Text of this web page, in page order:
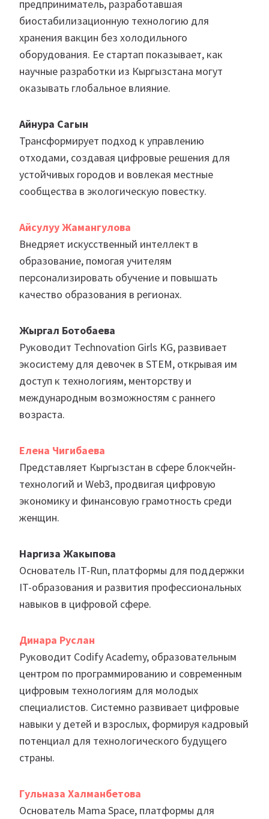
предприниматель, разработавшая
биостабилизационную технологию для
хранения вакцин без холодильного
оборудования. Ее стартап показывает, как
научные разработки из Кыргызстана могут
оказывать глобальное влияние.
Айнура Сагын
Трансформирует подход к управлению
отходами, создавая цифровые решения для
устойчивых городов и вовлекая местные
сообщества в экологическую повестку.
Айсулуу Жамангулова
Внедряет искусственный интеллект в
образование, помогая учителям
персонализировать обучение и повышать
качество образования в регионах.
Жыргал Ботобаева
Руководит Technovation Girls KG, развивает
экосистему для девочек в STEM, открывая им
доступ к технологиям, менторству и
международным возможностям с раннего
возраста.
Елена Чигибаева
Представляет Кыргызстан в сфере блокчейн-
технологий и Web3, продвигая цифровую
экономику и финансовую грамотность среди
женщин.
Наргиза Жакыпова
Основатель IT-Run, платформы для поддержки
IT-образования и развития профессиональных
навыков в цифровой сфере.
Динара Руслан
Руководит Codify Academy, образовательным
центром по программированию и современным
цифровым технологиям для молодых
специалистов. Системно развивает цифровые
навыки у детей и взрослых, формируя кадровый
потенциал для технологического будущего
страны.
Гульназа Халманбетова
Основатель Mama Space, платформы для